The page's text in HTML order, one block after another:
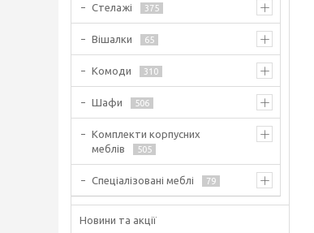
Стелажі 375
Вішалки 65
Комоди 310
Шафи 506
Комплекти корпусних
меблів
505
Спеціалізовані меблі 79
Новини та акції